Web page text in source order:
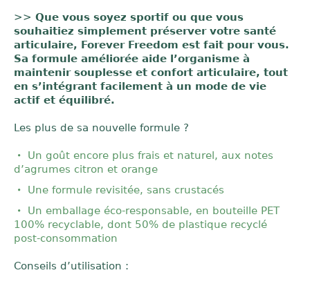
>>Que vous soyez sportif ou que vous
souhaitiez simplement préserver votre santé
articulaire, Forever Freedom est fait pour vous.
Sa formule améliorée aide l’organisme à
maintenir souplesse et confort articulaire, tout
en s’intégrant facilement à un mode de vie
actif et équilibré.
Les plus de sa nouvelle formule ?
Un goût encore plus frais et naturel, aux notes
d’agrumes citron et orange
Une formule revisitée, sans crustacés
Un emballage éco-responsable, en bouteille PET
100% recyclable, dont 50% de plastique recyclé
post-consommation
Conseils d’utilisation :